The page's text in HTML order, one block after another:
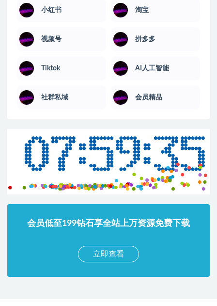
小红书 淘宝
视频号 拼多多
Tiktok AI人工智能
社群私域 会员精品
会员低至199钻石享全站上万资源免费下载
立即查看